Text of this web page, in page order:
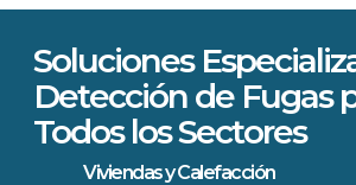
Soluciones
Detección de Fugas
Todos los Sectores
Viviendas y Calefacción